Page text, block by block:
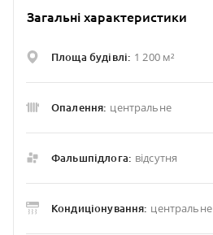
Загальні характеристики
Площа будівлі: 1 200 м²
Опалення: центральне
Фальшпідлога: відсутня
Кондиціонування: центральне